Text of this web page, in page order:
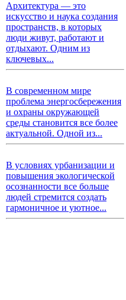
Архитектура — это
искусство и наука создания
пространств, в которых
люди живут, работают и
отдыхают. Одним из
ключевых...
В современном мире
проблема энергосбережения
и охраны окружающей
среды становится все более
актуальной. Одной из...
В условиях урбанизации и
повышения экологической
осознанности все больше
людей стремится создать
гармоничное и уютное...